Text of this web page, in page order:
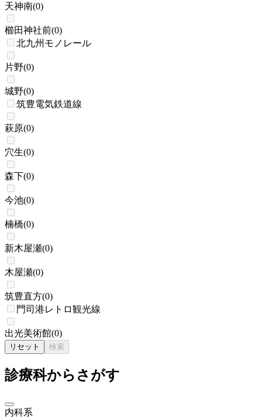
天神南(0)
櫛田神社前(0)
北九州モノレール
片野(0)
城野(0)
筑豊電気鉄道線
萩原(0)
穴生(0)
森下(0)
今池(0)
楠橋(0)
新木屋瀬(0)
木屋瀬(0)
筑豊直方(0)
門司港レトロ観光線
出光美術館(0)
リセット 検索
診療科からさがす
内科系